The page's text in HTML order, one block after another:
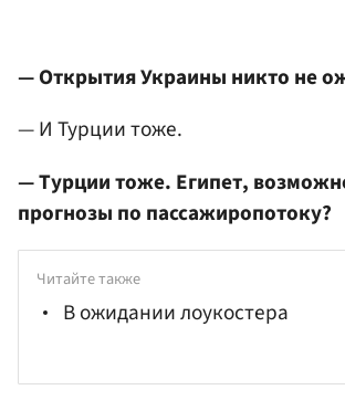
— Открытия Украины никто не
— И Турции тоже.
— Турции тоже. Египет,
прогнозы по пассажиропотоку?
Читайте также
В ожидании лоукостера